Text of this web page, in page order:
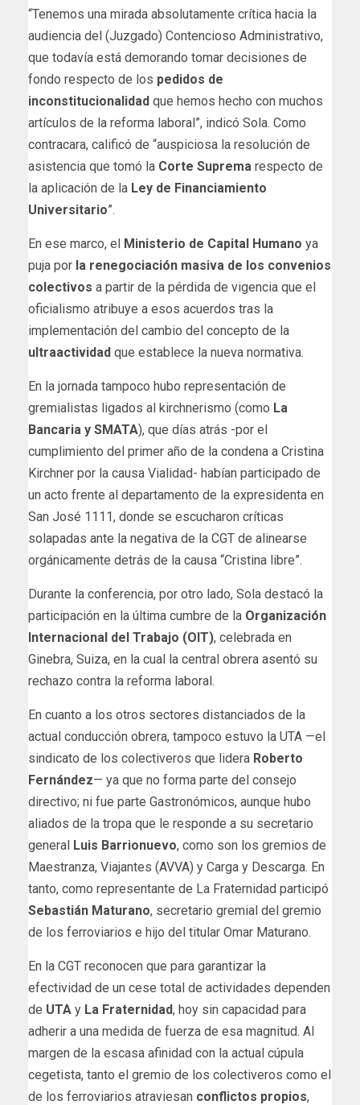
“Tenemos una mirada absolutamente crítica hacia la
audiencia del (Juzgado) Contencioso Administrativo,
que todavía está demorando tomar decisiones de
fondo respecto de los pedidos de
inconstitucionalidad que hemos hecho con muchos
artículos de la reforma laboral”, indicó Sola. Como
contracara, calificó de “auspiciosa la resolución de
asistencia que tomó la Corte Suprema respecto de
la aplicación de la Ley de Financiamiento
Universitario”.
En ese marco, el Ministerio de Capital Humano ya
puja por la renegociación masiva de los convenios
colectivos a partir de la pérdida de vigencia que el
oficialismo atribuye a esos acuerdos tras la
implementación del cambio del concepto de la
ultraactividad que establece la nueva normativa.
En la jornada tampoco hubo representación de
gremialistas ligados al kirchnerismo (como La
Bancaria y SMATA), que días atrás -por el
cumplimiento del primer año de la condena a Cristina
Kirchner por la causa Vialidad- habían participado de
un acto frente al departamento de la expresidenta en
San José 1111, donde se escucharon críticas
solapadas ante la negativa de la CGT de alinearse
orgánicamente detrás de la causa “Cristina libre”.
Durante la conferencia, por otro lado, Sola destacó la
participación en la última cumbre de la Organización
Internacional del Trabajo (OIT), celebrada en
Ginebra, Suiza, en la cual la central obrera asentó su
rechazo contra la reforma laboral.
En cuanto a los otros sectores distanciados de la
actual conducción obrera, tampoco estuvo la UTA —el
sindicato de los colectiveros que lidera Roberto
Fernández— ya que no forma parte del consejo
directivo; ni fue parte Gastronómicos, aunque hubo
aliados de la tropa que le responde a su secretario
general Luis Barrionuevo, como son los gremios de
Maestranza, Viajantes (AVVA) y Carga y Descarga. En
tanto, como representante de La Fraternidad participó
Sebastián Maturano, secretario gremial del gremio
de los ferroviarios e hijo del titular Omar Maturano.
En la CGT reconocen que para garantizar la
efectividad de un cese total de actividades dependen
de UTA y La Fraternidad, hoy sin capacidad para
adherir a una medida de fuerza de esa magnitud. Al
margen de la escasa afinidad con la actual cúpula
cegetista, tanto el gremio de los colectiveros como el
de los ferroviarios atraviesan conflictos propios,